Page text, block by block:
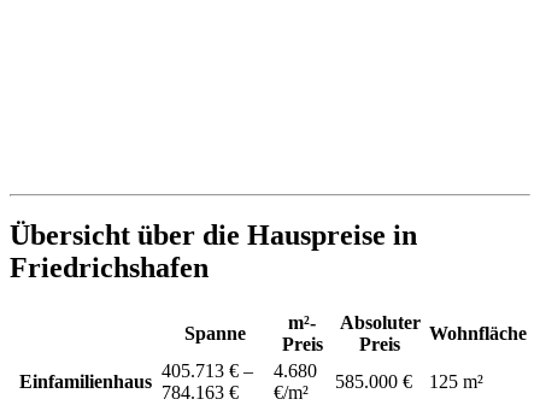
Übersicht über die Hauspreise in
Friedrichshafen
Spanne
m²-
Preis
Absoluter
Preis
Wohnfläche
Einfamilienhaus
405.713 € –
784.163 €
4.680
€/m²
585.000 € 125 m²